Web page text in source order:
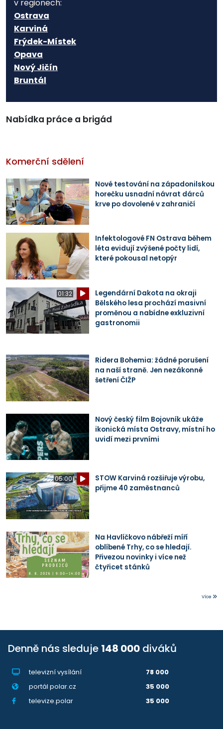
v regionech:
Ostrava
Karviná
Frýdek-Místek
Opava
Nový Jičín
Bruntál
Nabídka práce a brigád
Komerční sdělení
Nové testování na západonilskou
horečku usnadní návrat dárců
krve po dovolené v zahraničí
Infektologové FN Ostrava během
léta evidují zvýšené počty lidí,
které pokousal netopýr
01:32
Legendární Dakota na okraji
Bělského lesa prochází masivní
proměnou a nabídne exkluzivní
gastronomii
Ridera Bohemia: žádné porušení
na naší straně. Jen nezákonné
šetření ČIŽP
Nový český film Bojovník ukáže
ikonická místa Ostravy, místní ho
uvidí mezi prvními
05:00
STOW Karviná rozšiřuje výrobu,
přijme 40 zaměstnanců
Na Havlíčkovo nábřeží míří
oblíbené Trhy, co se hledají.
Přivezou novinky i více než
čtyřicet stánků
Více
Denně nás sleduje 148 000 diváků
televizní vysílání
78 000
portál polar.cz
35 000
televize.polar
35 000